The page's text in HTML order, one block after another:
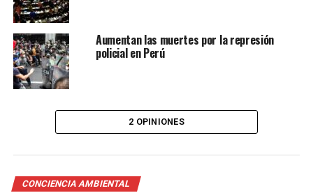
Aumentan las muertes por la represión
policial en Perú
2 OPINIONES
CONCIENCIA AMBIENTAL